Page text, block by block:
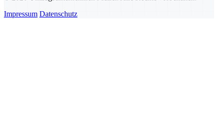
Impressum Datenschutz